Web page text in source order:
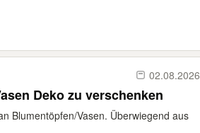
02.08.2026
Deko zu verschenken
Blumentöpfen/Vasen. Überwiegend aus